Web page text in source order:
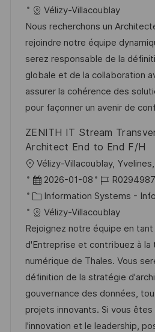
a
t
i
o
n
s
t
e
d
D
a
t
b
d
a
t
e
g
o
r
y
Vélizy-Villacoublay
Nous recherchons un
rejoindre notre équipe
serez responsable de la
globale et de la collaboration
assurer la cohérence des
pour façonner un avenir de
ZENITH IT Stream
Architect End to End F/H
L
o
c
a
t
i
o
n
Vélizy-Villacoublay,
P
o
s
t
e
d
D
a
t
e
2026-01-08
J
o
b
I
d
R0294987
C
a
t
e
g
o
r
y
Information Systems -
Vélizy-Villacoublay
Rejoignez notre équipe en
d'Entreprise et contribuez à la
numérique de Thales. Vous
définition de la stratégie
gouvernance des données,
projets innovants. Si vous êtes
l'innovation et le leadership,